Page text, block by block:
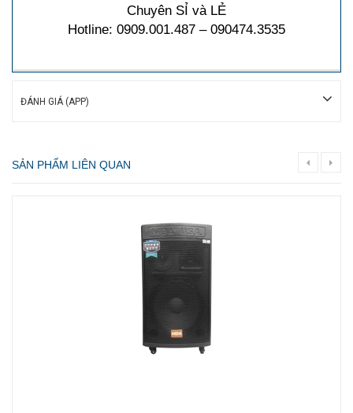
Chuyên SỈ và LẺ
Hotline: 0909.001.487 – 090474.3535
ĐÁNH GIÁ (APP)
SẢN PHẨM LIÊN QUAN